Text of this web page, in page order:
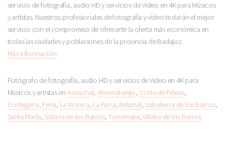
servicio de fotografía, audio HD y servicios de Video en 4K para Músicos
y artistas. Nuestros profesionales de fotografía y vídeo te darán el mejor
servicio con el compromiso de ofrecerte la oferta más económica en
todas las ciudades y poblaciones de la provincia de Badajoz.
Más Información
Fotógrafo de fotografía, audio HD y servicios de Video en 4K para
Músicos y artistas en Aceuchal, Almendralejo, Corte de Peleas,
Cortegana, Feria, La Morera, La Parra, Retamal, Salvatierra de los Barros,
Santa Marta, Solana de los Barros, Torremejia,Villaba de los Barros